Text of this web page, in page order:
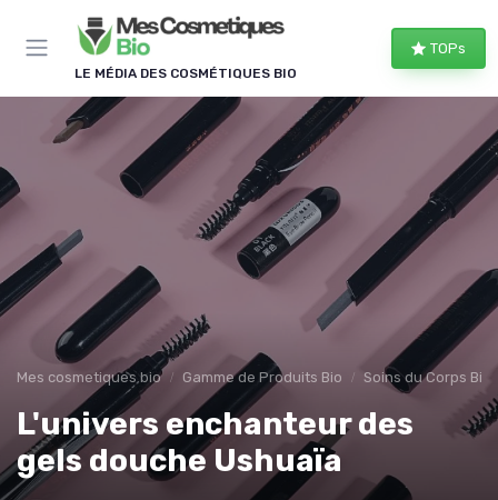
LE MÉDIA DES COSMÉTIQUES BIO
TOPs
Mes cosmetiques bio Gamme de Produits Bio Soins du Corps Bio
L'univers enchanteur des
gels douche Ushuaïa
Panneau de gestion des cookies